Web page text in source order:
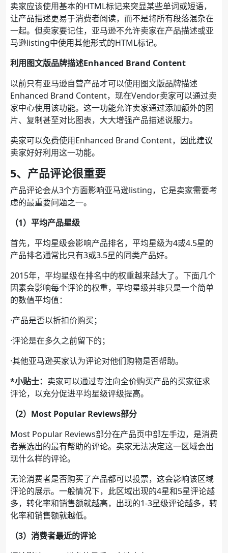
卖家应该使用基本的HTML标记来突显某些单词或短语，
让产品描述更易于消费者阅读，而不是将所有段落混杂在
一起。但卖家要记住，亚马逊不允许卖家在产品描述或亚
马逊listing中使用其他形式的HTML标记。
利用图文版品牌描述Enhanced Brand Content
以前只有亚马逊自营产品才可以使用图文版品牌描述
Enhanced Brand Content，现在Vendor卖家可以通过卖
家中心使用该功能。这一功能允许卖家通过添加额外的图
片、复制甚至对比图表，大大增强产品描述说服力。
卖家可以免费使用Enhanced Brand Content，因此建议
卖家好好利用这一功能。
5、产品评论很重要
产品评论会从3个方面影响亚马逊listing，它是卖家需要考
虑的最重要问题之一。
（1）平均产品星级
首先，平均星级会影响产品排名，平均星级为4或4.5星的
产品排名通常比只有3或3.5星的同类产品好。
2015年，平均星级在排名中的权重越来越大了。下面几个
因素会影响每个评论的权重，平均星级并非只是一个简单
的数值平均值：
·产品是否以折扣价购买；
·评论是在多久之前留下的；
·其他亚马逊买家认为评论对他们购物是否帮助。
*小贴士： 卖家可以通过专注向全价购买产品的买家征求
评论，以充分促进平均星级评级提高。
（2）Most Popular Reviews部分
Most Popular Reviews部分在产品页中部左手边，是消费
者票选出的最有帮助的评论。卖家无法决定这一区域会出
现什么样的评论。
无论消费者是否购买了产品都可以投票，这会影响该区域
评论的展示。一般情况下，此区域出现的4星和5星评论越
多，转化率和销售额就越高，出现的1-3星级评论越多，转
化率和销售额就越低。
（3）消费者最近的评论